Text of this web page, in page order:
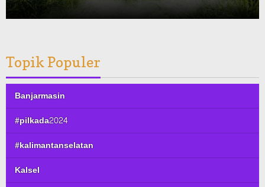
Topik Populer
Banjarmasin
#pilkada2024
#kalimantanselatan
Kalsel